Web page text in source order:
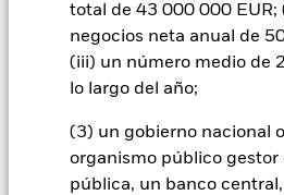
total de 43 000 000 EUR;
negocios neta anual de
(iii) un número medio de
lo largo del año;
(3) un gobierno nacional
organismo público gestor
pública, un banco
contagio a otras clases de acciones.
que figura justo debajo del nombre
listado de todas las clases de
acciones con cobertura de divisas
completo de todas las clases de
divisas está disponible mediante
gestora del fondo.